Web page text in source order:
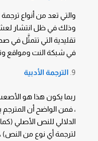
والتي تعد من أنواع
وذلك في ظل انتشار
تقليدية التي تتمثَّل في
في شبكة النت ومواقع
الترجمة الأدبية
ربما يكون هذا هو
، فمن الواضح أن
الدلالي للنص الأصلي
لترجمة أي نوع من النص)